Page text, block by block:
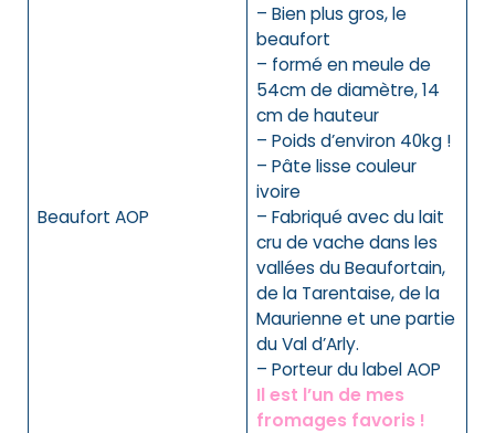
Beaufort AOP
– Bien plus gros, le
beaufort
– formé en meule de
54cm de diamètre, 14
cm de hauteur
– Poids d’environ 40kg !
– Pâte lisse couleur
ivoire
– Fabriqué avec du lait
cru de vache dans les
vallées du Beaufortain,
de la Tarentaise, de la
Maurienne et une partie
du Val d’Arly.
– Porteur du label AOP
Il est l’un de mes
fromages favoris !